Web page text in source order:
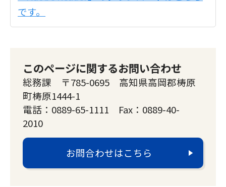
です。
このページに関するお問い合わせ
総務課 〒785-0695 高知県高岡郡梼原
町梼原1444-1
電話：0889-65-1111 Fax：0889-40-
2010
お問合わせはこちら